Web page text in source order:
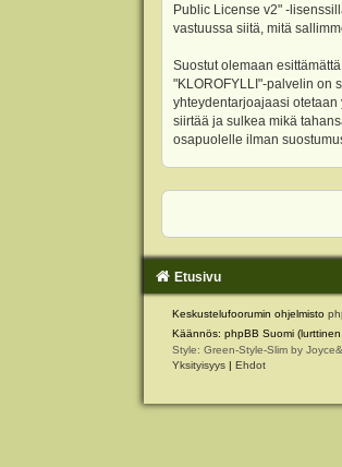
Public License v2" -
vastuussa siitä, mitä
Suostut olemaan
"KLOROFYLLI"-palvelin on
yhteydentarjoajaasi otetaan
siirtää ja sulkea mikä
osapuolelle ilman
Etusivu
Keskustelufoorumin ohjelmisto
Käännös: phpBB Suomi
Style: Green-Style-Slim by
Yksityisyys | Ehdot